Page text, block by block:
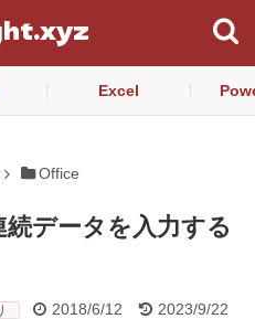
Excel
Office
データを入力する
2018/6/12 2023/9/22